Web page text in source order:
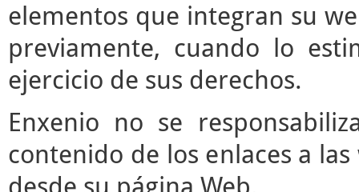
elementos que integran su
previamente, cuando lo
ejercicio de sus derechos.
Enxenio no se
contenido de los enlaces a